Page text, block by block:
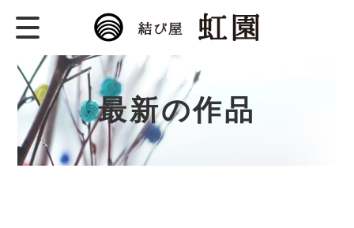
結び屋 虹園
水引のむすびは、愛と真
理。水引作家 菊田奈々の
公式WEBサイトです。
最新の作品